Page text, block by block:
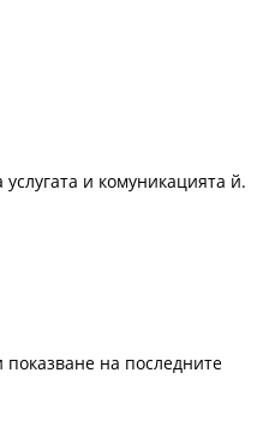
и комуникацията й.
показване на последните